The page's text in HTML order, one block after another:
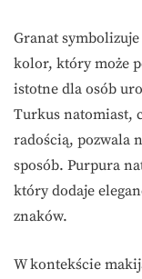
Granat
kolor, który może
istotne dla osób
Turkus natomiast,
radością, pozwala
sposób. Purpura
który dodaje
znaków.
W kontekście